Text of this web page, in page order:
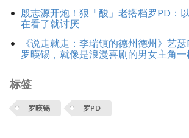
殷志源开炮！狠「酸」老搭档罗PD：
在看了就讨厌
《说走就走：李瑞镇的德州德州》艺
罗暎锡，就像是浪漫喜剧的男女主角一
标签
罗暎锡 罗PD